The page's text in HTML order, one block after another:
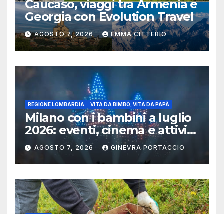
Caucaso, viaggi tra Armenia e
Georgia con Evolution Travel
AGOSTO 7, 2026 EMMA CITTERIO
REGIONE LOMBARDIA VITA DA BIMBO, VITA DA PAPÀ
Milano con i bambini a luglio
2026: eventi, cinema e attività
per famiglie
AGOSTO 7, 2026 GINEVRA PORTACCIO